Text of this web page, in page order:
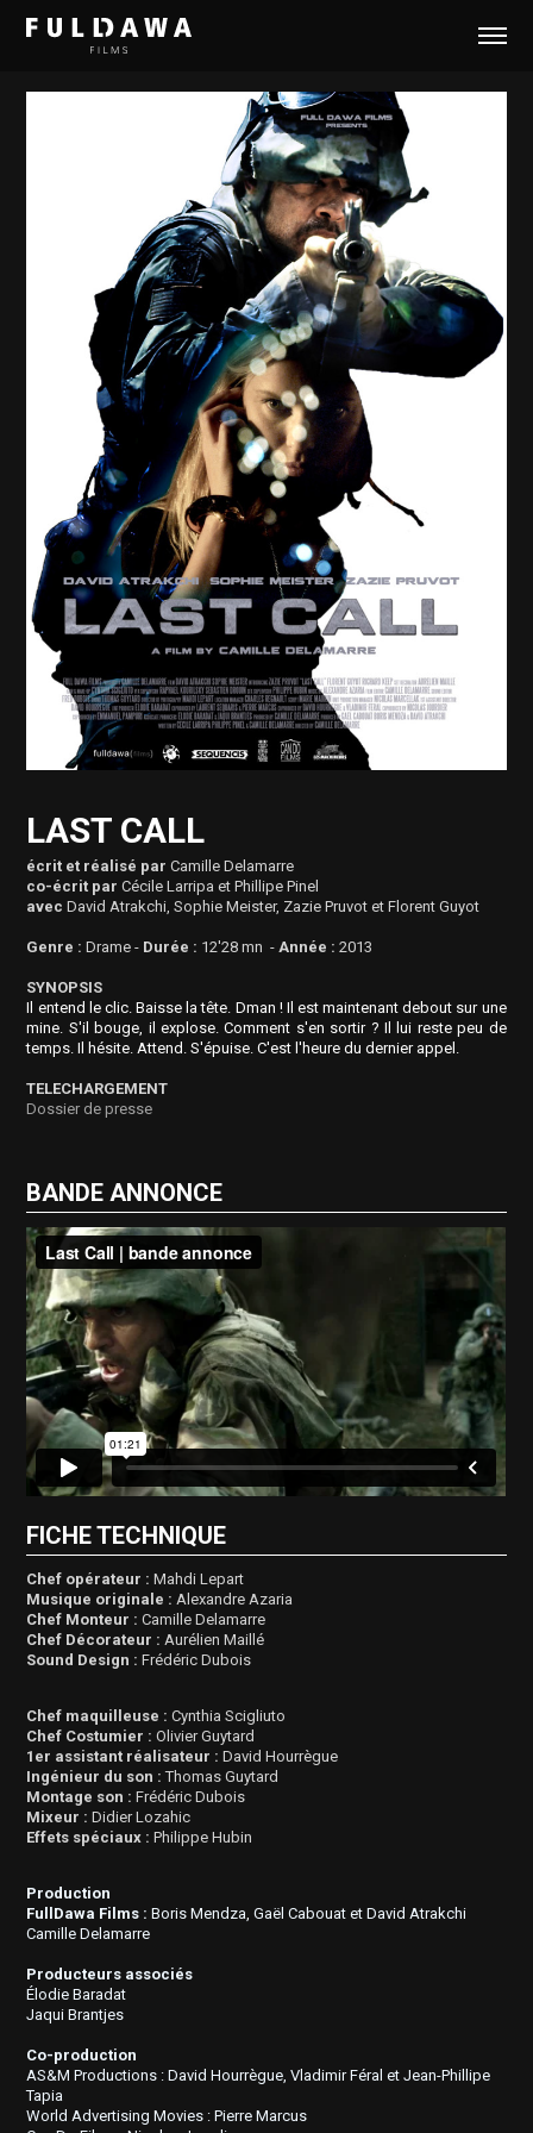
LAST CALL
écrit et réalisé par Camille Delamarre
co-écrit parCécile Larripa et Phillipe Pinel
avec David Atrakchi, Sophie Meister, Zazie Pruvot et Florent Guyot
Genre : Drame - Durée : 12'28 mn - Année : 2013
SYNOPSIS
Il entend le clic. Baisse la tête. Dman ! Il est maintenant debout sur une
mine. S'il bouge, il explose. Comment s'en sortir ? Il lui reste peu de
temps. Il hésite. Attend. S'épuise. C'est l'heure du dernier appel.
TELECHARGEMENT
Dossier de presse
BANDE ANNONCE
FICHE TECHNIQUE
Chef opérateur :Mahdi Lepart
Musique originale :Alexandre Azaria
Chef Monteur :Camille Delamarre
Chef Décorateur :Aurélien Maillé
Sound Design : Frédéric Dubois
Chef maquilleuse :Cynthia Scigliuto
Chef Costumier :Olivier Guytard
1er assistant réalisateur : David Hourrègue
Ingénieur du son :Thomas Guytard
Montage son : Frédéric Dubois
Mixeur : Didier Lozahic
Effets spéciaux : Philippe Hubin
Production
FullDawa Films :Boris Mendza, Gaël Cabouat et David Atrakchi
Camille Delamarre
Producteurs associés
Élodie Baradat
Jaqui Brantjes
Co-production
AS&M Productions : David Hourrègue, Vladimir Féral et Jean-Phillipe
Tapia
World Advertising Movies : Pierre Marcus